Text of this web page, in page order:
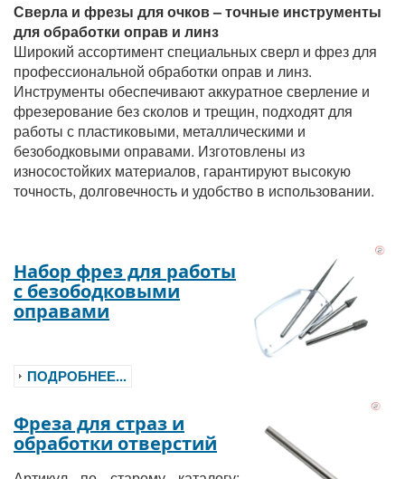
Сверла и фрезы для очков – точные инструменты
для обработки оправ и линз
Широкий ассортимент специальных сверл и фрез для
профессиональной обработки оправ и линз.
Инструменты обеспечивают аккуратное сверление и
фрезерование без сколов и трещин, подходят для
работы с пластиковыми, металлическими и
безободковыми оправами. Изготовлены из
износостойких материалов, гарантируют высокую
точность, долговечность и удобство в использовании.
Набор фрез для работы
с безободковыми
оправами
ПОДРОБНЕЕ...
Фреза для страз и
обработки отверстий